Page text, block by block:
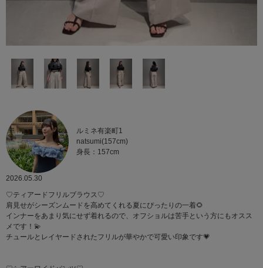
ルミネ有楽町1
natsumi(157cm)
身長：157cm
2026.05.30
♡ティアードフリルブラウス♡
肩見せがシーズンムードを高めてくれる夏にぴったりの一着🌻
インナーをあまり気にせず着れるので、オフショルは苦手という方にもオスス
メです！💫
チュールとレイヤードされたフリルが華やかで可愛い印象です💗